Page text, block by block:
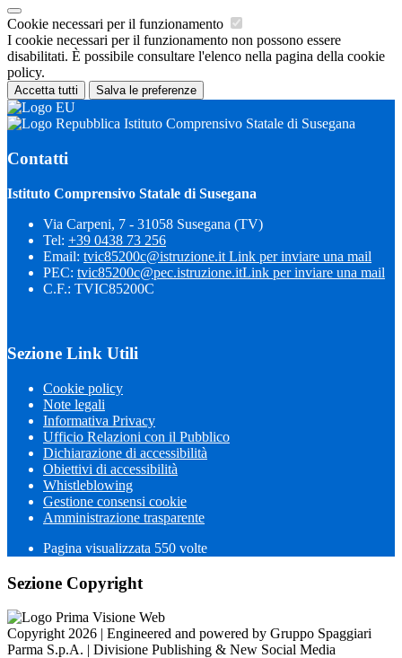
Cookie necessari per il funzionamento
I cookie necessari per il funzionamento non possono essere
disabilitati. È possibile consultare l'elenco nella pagina della cookie
policy.
Accetta tutti Salva le preferenze
Istituto Comprensivo Statale di Susegana
Contatti
Istituto Comprensivo Statale di Susegana
Via Carpeni, 7 - 31058 Susegana (TV)
Tel: +39 0438 73 256
Email: tvic85200c@istruzione.it Link per inviare una mail
PEC: tvic85200c@pec.istruzione.itLink per inviare una mail
C.F.: TVIC85200C
Sezione Link Utili
Cookie policy
Note legali
Informativa Privacy
Ufficio Relazioni con il Pubblico
Dichiarazione di accessibilità
Obiettivi di accessibilità
Whistleblowing
Gestione consensi cookie
Amministrazione trasparente
Pagina visualizzata 550 volte
Sezione Copyright
Copyright 2026 | Engineered and powered by Gruppo Spaggiari
Parma S.p.A. | Divisione Publishing & New Social Media